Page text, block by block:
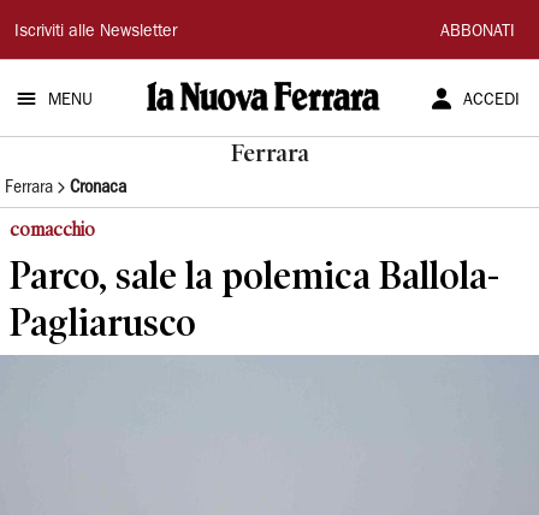
La
Nuova
Ferrara
Iscriviti alle Newsletter ABBONATI
MENU ACCEDI
Ferrara
Ferrara Cronaca
comacchio
Parco, sale la polemica Ballola-
Pagliarusco